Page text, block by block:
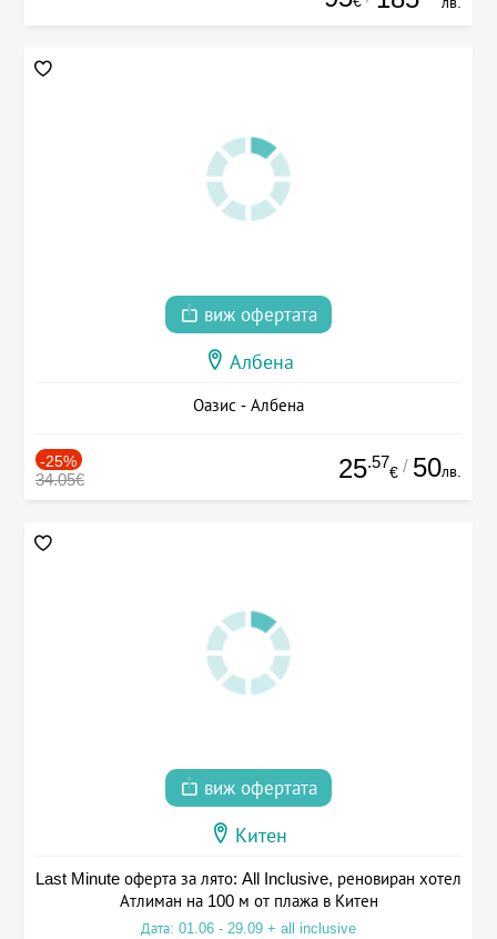
виж офертата
Албена
Оазис - Албена
-25%
34.05€ 25.57
€ / 50лв.
виж офертата
Китен
Last Minute оферта за лято: All Inclusive, реновиран хотел
Атлиман на 100 м от плажа в Китен
Дата: 01.06 - 29.09 + all inclusive